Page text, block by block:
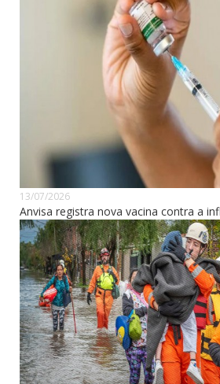
13/07/2026
Anvisa registra nova vacina contra a